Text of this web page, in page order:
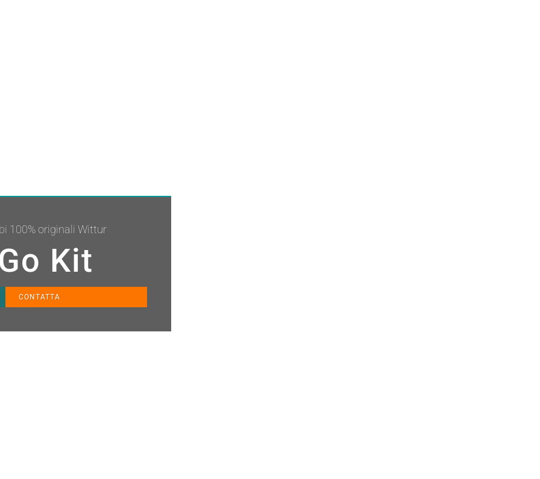
100% originali Wittur
Kit
CONTATTA